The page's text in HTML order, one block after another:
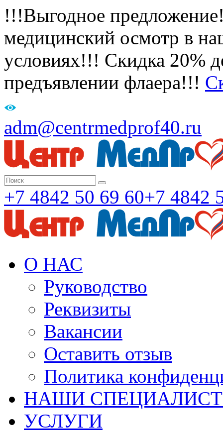
!!!Выгодное
медицинский осмотр в
условиях!!! Скидка 20%
предъявлении флаера!!!
adm@centrmedprof40.ru
+7 4842 50 69 60+7 4842
О НАС
Руководство
Реквизиты
Вакансии
Оставить отзыв
Политика
НАШИ
УСЛУГИ